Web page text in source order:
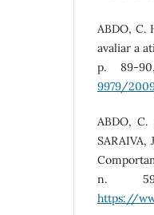
ABDO, C.
avaliar a
p. 89-
9979/
ABDO, C.
SARAIVA,
n.
https://